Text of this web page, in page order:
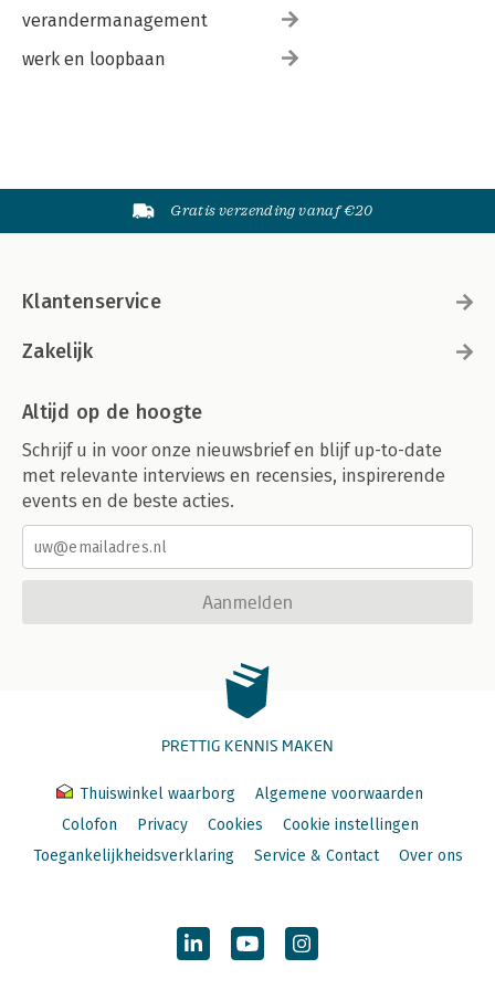
verandermanagement
werk en loopbaan
Gratis verzending vanaf €20
Klantenservice
Zakelijk
Altijd op de hoogte
Schrijf u in voor onze nieuwsbrief en blijf up-to-date
met relevante interviews en recensies, inspirerende
events en de beste acties.
Aanmelden
PRETTIG KENNIS MAKEN
Thuiswinkel waarborg
Algemene voorwaarden
Colofon
Privacy Cookies
Cookie instellingen
Toegankelijkheidsverklaring
Service & Contact Over ons